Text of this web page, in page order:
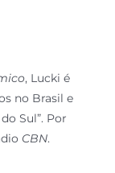
, Lucki é
no Brasil e
Sul”. Por
CBN.